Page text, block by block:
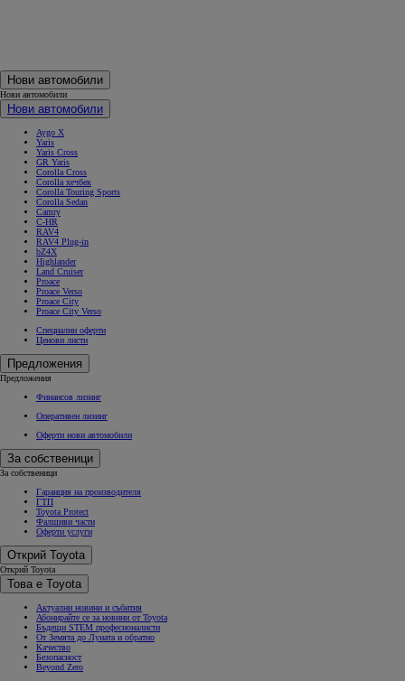
Нови автомобили
Нови автомобили
Нови автомобили
Aygo X
Yaris
Yaris Cross
GR Yaris
Corolla Cross
Corolla хечбек
Corolla Touring Sports
Corolla Sedan
Camry
C-HR
RAV4
RAV4 Plug-in
bZ4X
Highlander
Land Cruiser
Proace
Proace Verso
Proace City
Proace City Verso
Специални оферти
Ценови листи
Предложения
Предложения
Финансов лизинг
Оперативен лизинг
Оферти нови автомобили
За собственици
За собственици
Гаранция на производителя
ГТП
Toyota Protect
Фалшиви части
Оферти услуги
Открий Toyota
Открий Toyota
Това е Toyota
Актуални новини и събития
Абонирайте се за новини от Toyota
Бъдещи STEM професионалисти
От Земята до Луната и обратно
Качество
Безопасност
Beyond Zero